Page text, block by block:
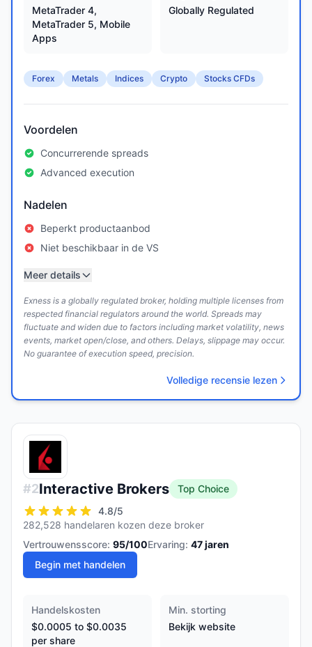
MetaTrader 4,
MetaTrader 5, Mobile
Apps
Globally Regulated
Forex Metals Indices Crypto Stocks CFDs
Voordelen
Concurrerende spreads
Advanced execution
Nadelen
Beperkt productaanbod
Niet beschikbaar in de VS
Meer details
Exness is a globally regulated broker, holding multiple licenses from
respected financial regulators around the world. Spreads may
fluctuate and widen due to factors including market volatility, news
events, market open/close, and others. Delays, slippage may occur.
No guarantee of execution speed, precision.
Volledige recensie lezen
#2Interactive Brokers
Top Choice
4.8/5
282,528 handelaren kozen deze broker
Vertrouwensscore: 95/100Ervaring: 47jaren
Begin met handelen
Handelskosten
$0.0005 to $0.0035
per share
Min. storting
Bekijk website